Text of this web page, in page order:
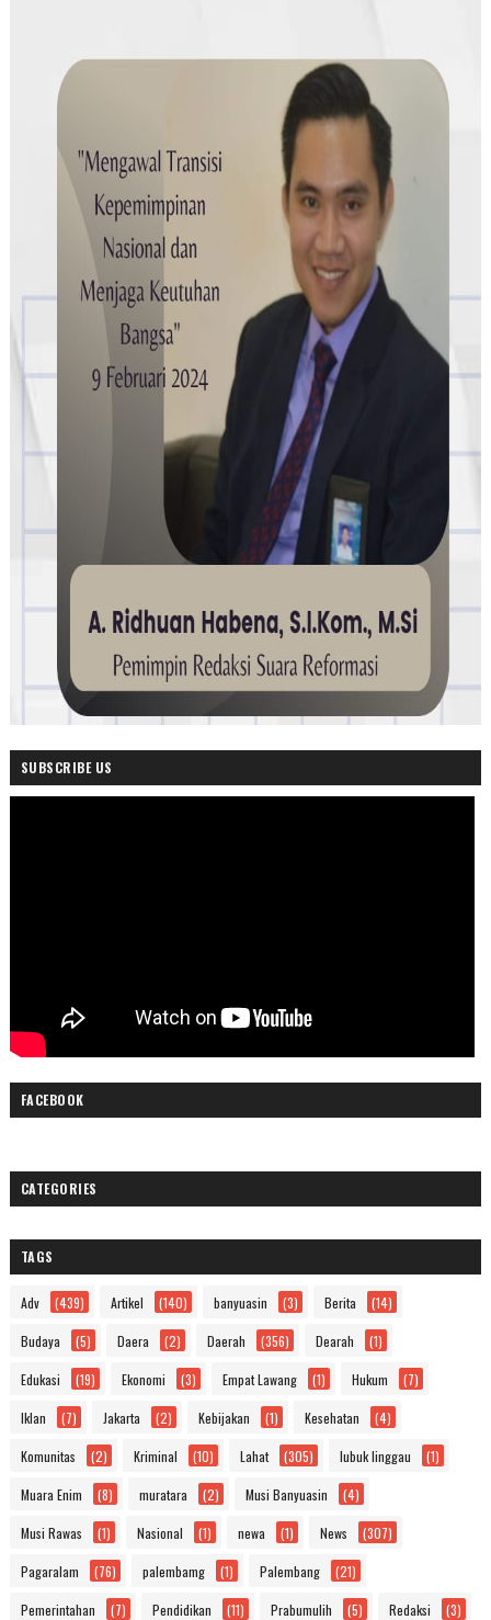
SUBSCRIBE US
FACEBOOK
CATEGORIES
TAGS
Adv (439) Artikel (140) banyuasin (3) Berita (14)
Budaya (5) Daera (2) Daerah (356) Dearah (1)
Edukasi (19) Ekonomi (3) Empat Lawang (1) Hukum (7)
Iklan (7) Jakarta (2) Kebijakan (1) Kesehatan (4)
Komunitas (2) Kriminal (10) Lahat (305) lubuk linggau (1)
Muara Enim (8) muratara (2) Musi Banyuasin (4)
Musi Rawas (1) Nasional (1) newa (1) News (307)
Pagaralam (76) palembamg (1) Palembang (21)
Pemerintahan (7) Pendidikan (11) Prabumulih (5) Redaksi (3)